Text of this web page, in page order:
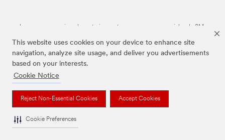
This website uses cookies on your device to enhance site
navigation, analyze site usage, and deliver you advertisements
based on your interests.
Cookie Notice
Reject Non-Essential Cookies Accept Cookies
Cookie Preferences
Las marcas mencionadas anteriormente son marcas comerciales de 3M.